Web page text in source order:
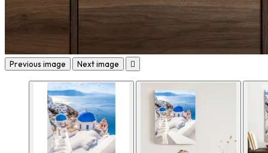
Previous image Next image 